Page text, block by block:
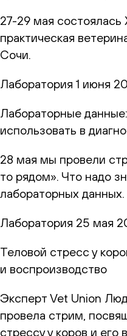
27-29 мая
практическая
Сочи.
Лаборатория 1 июня
Лабораторные
использовать в
28 мая мы провели
то рядом». Что надо
лабораторных данных.
Лаборатория 25 мая
Теловой стресс у
и воспроизводство
Эксперт Vet Union
провела стрим,
стрессу у коров и его